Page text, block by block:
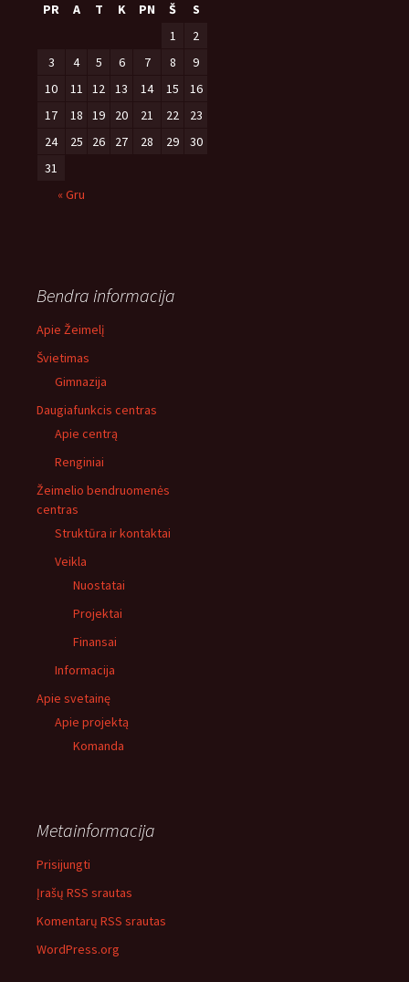
PR
A T K PN Š
S
1
2
3
4 5 6 7 8
9
10
11 12 13 14 15
16
17
18 19 20 21 22
23
24
25 26 27 28 29
30
31
« Gru
Bendra informacija
Apie Žeimelį
Švietimas
Gimnazija
Daugiafunkcis centras
Apie centrą
Renginiai
Žeimelio bendruomenės
centras
Struktūra ir kontaktai
Veikla
Nuostatai
Projektai
Finansai
Informacija
Apie svetainę
Apie projektą
Komanda
Metainformacija
Prisijungti
Įrašų RSS srautas
Komentarų RSS srautas
WordPress.org